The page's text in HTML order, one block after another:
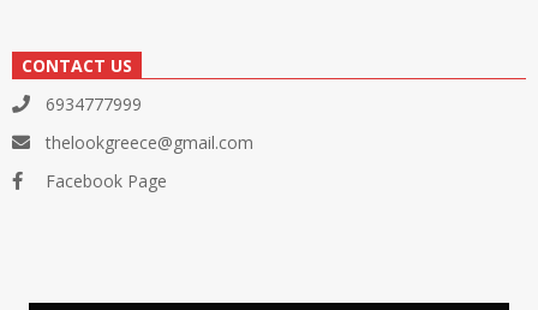
CONTACT US
6934777999
thelookgreece@gmail.com
Facebook Page